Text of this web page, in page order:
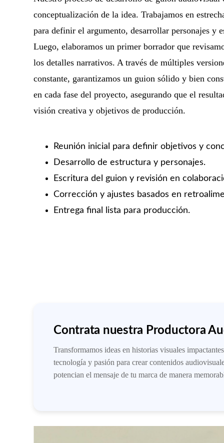
conceptualización de la idea. Trabajamos en
para definir el argumento, desarrollar personajes y
Luego, elaboramos un primer borrador que
los detalles narrativos. A través de múltiples
constante, garantizamos un guion sólido y bien
en cada fase del proyecto, asegurando que el
visión creativa y objetivos de producción.
Reunión inicial para definir objetivos y
Desarrollo de estructura y personajes.
Escritura del guion y revisión en
Corrección y ajustes basados en
Entrega final lista para producción.
Contrata nuestra Productora
Transformamos ideas en historias visuales
tecnología y pasión para crear contenidos
potencian el mensaje de tu marca de manera